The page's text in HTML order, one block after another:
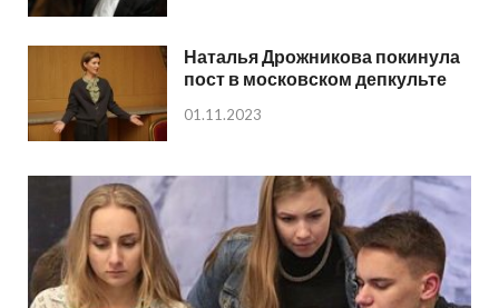
Наталья Дрожникова покинула
пост в московском депкульте
01.11.2023